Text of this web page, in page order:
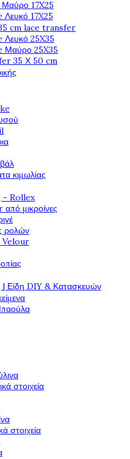
17X25
Λευκό 17X25
cm lace transfer
Λευκό 25X35
Μαύρο 25X35
35 Χ 50 cm
κιμωλίας
- Rollex
μικροίνες
ρολών
Velour
| Είδη DIY & Κατασκευών
στοιχεία
στοιχεία